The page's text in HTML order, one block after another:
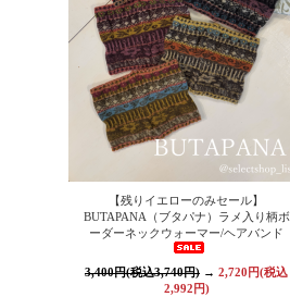
【残りイエローのみセール】
BUTAPANA（ブタパナ）ラメ入り柄ボ
ーダーネックウォーマー/ヘアバンド
3,400円(税込3,740円) → 2,720円(税込
2,992円)